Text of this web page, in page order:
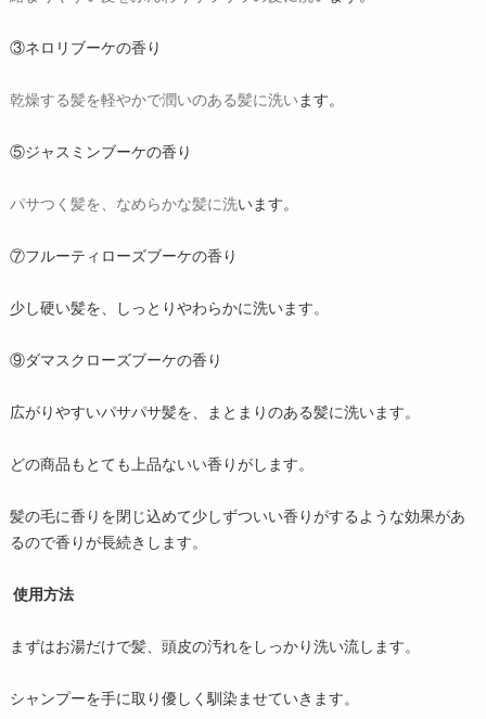
③ネロリブーケの香り
乾燥する髪を軽やかで潤いのある髪に洗います。
⑤ジャスミンブーケの香り
パサつく髪を、なめらかな髪に洗います。
⑦フルーティローズブーケの香り
少し硬い髪を、しっとりやわらかに洗います。
⑨ダマスクローズブーケの香り
広がりやすいパサパサ髪を、まとまりのある髪に洗います。
どの商品もとても上品ないい香りがします。
髪の毛に香りを閉じ込めて少しずついい香りがするような効果があ
るので香りが長続きします。
使用方法
まずはお湯だけで髪、頭皮の汚れをしっかり洗い流します。
シャンプーを手に取り優しく馴染ませていきます。